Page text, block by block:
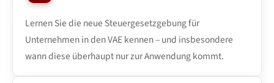
Lernen Sie die neue Steuergesetzgebung für
Unternehmen in den VAE kennen – und insbesondere
wann diese überhaupt nur zur Anwendung kommt.